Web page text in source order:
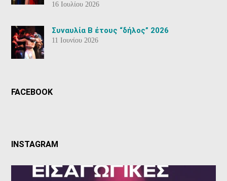
16 Ιουλίου 2026
Συναυλία Β έτους “δήλος” 2026
11 Ιουνίου 2026
FACEBOOK
INSTAGRAM